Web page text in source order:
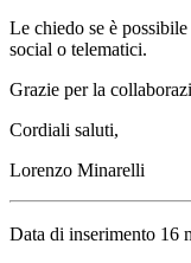
Le chiedo se è
social o telematici.
Grazie per la
Cordiali saluti,
Lorenzo Minarelli
Data di inserimento 16